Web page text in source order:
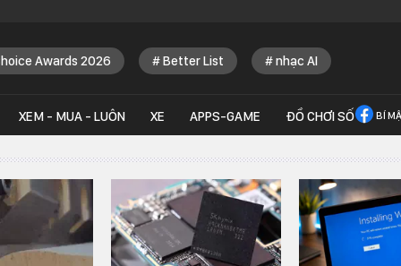
Awards 2026 Better List nhạc AI
XEM - MUA - LUÔN XE APPS-GAME ĐỒ CHƠI SỐ BÍ